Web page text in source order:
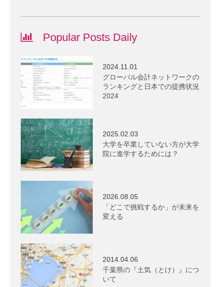
Popular Posts Daily
2024.11.01
グローバル会計ネットワークの
ランキングと日本での提携状況
2024
2025.02.03
大学を卒業していない方が大学
院に進学するためには？
2026.08.05
「どこで挑戦するか」が未来を
変える
2014.04.06
千葉県の『土気（とけ）』につ
いて